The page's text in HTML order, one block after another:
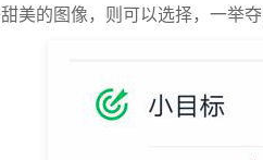
美的图像，则可以选择，一举夺